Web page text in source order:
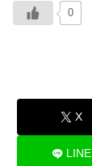
0
X
LINE